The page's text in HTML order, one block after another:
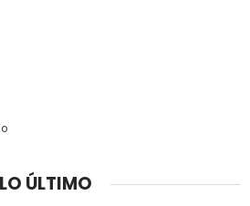
LO ÚLTIMO